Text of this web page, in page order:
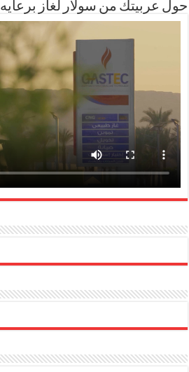
حول عربيتك من سولار لغاز برعايه GASTECH